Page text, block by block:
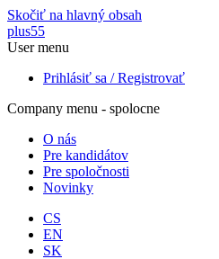
Skočiť na hlavný obsah
plus55
User menu
Prihlásiť sa / Registrovať
Company menu - spolocne
O nás
Pre kandidátov
Pre spoločnosti
Novinky
CS
EN
SK